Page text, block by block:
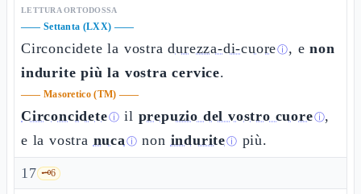
LETTURA ORTODOSSA
—— Settanta (LXX) ——
Circoncidete la vostradurezza-di-cuoreⓘ, enon
indurite più la vostra cervice.
—— Masoretico (TM) ——
Circoncideteⓘ il prepuzio del vostro cuoreⓘ,
e la vostra nucaⓘ non induriteⓘ più.
17 🗝️6